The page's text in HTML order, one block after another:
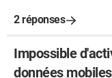
2 réponses
Impossible
données mobiles